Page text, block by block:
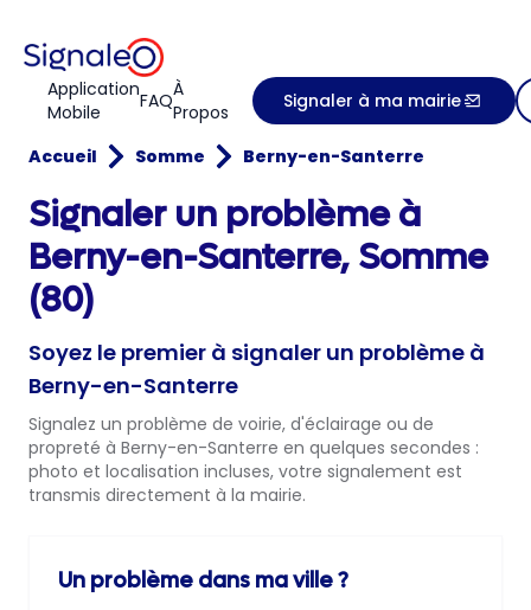
Application
Mobile
FAQÀ
Propos
Signaler à ma mairie
Accueil Somme Berny-en-Santerre
Signaler un problème à
Berny-en-Santerre, Somme
(80)
Soyez le premier à signaler un problème à
Berny-en-Santerre
Signalez un problème de voirie, d'éclairage ou de
propreté à Berny-en-Santerre en quelques secondes :
photo et localisation incluses, votre signalement est
transmis directement à la mairie.
Un problème dans ma ville ?